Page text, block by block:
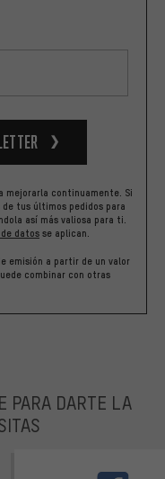
mejorarla continuamente. Si
tus últimos pedidos para
así más valiosa para ti.
datos se aplican.
emisión a partir de un valor
combinar con otras
PARA DARTE LA